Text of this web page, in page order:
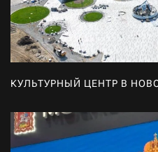
КУЛЬТУРНЫЙ ЦЕНТР В